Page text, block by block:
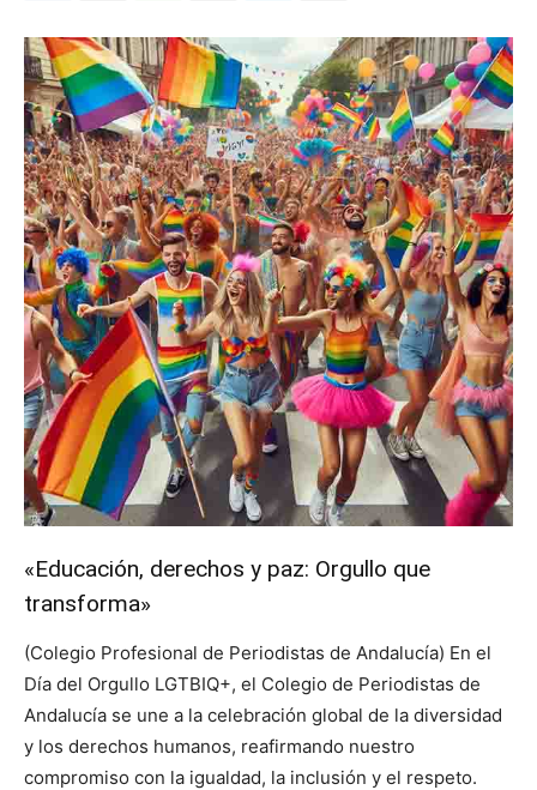
«Educación, derechos y paz: Orgullo que
transforma»
(Colegio Profesional de Periodistas de Andalucía) En el
Día del Orgullo LGTBIQ+, el Colegio de Periodistas de
Andalucía se une a la celebración global de la diversidad
y los derechos humanos, reafirmando nuestro
compromiso con la igualdad, la inclusión y el respeto.